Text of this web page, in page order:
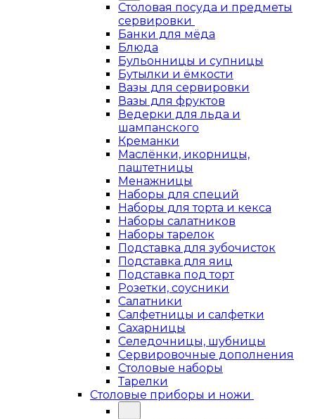
Столовая посуда и предметы
сервировки
Банки для мёда
Блюда
Бульонницы и супницы
Бутылки и ёмкости
Вазы для сервировки
Вазы для фруктов
Ведерки для льда и
шампанского
Креманки
Маслёнки, икорницы,
паштетницы
Менажницы
Наборы для специй
Наборы для торта и кекса
Наборы салатников
Наборы тарелок
Подставка для зубочисток
Подставка для яиц
Подставка под торт
Розетки, соусники
Салатники
Салфетницы и салфетки
Сахарницы
Селедочницы, шубницы
Сервировочные дополнения
Столовые наборы
Тарелки
Столовые приборы и ножи